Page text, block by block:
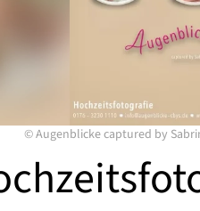
©Augenblicke captured by